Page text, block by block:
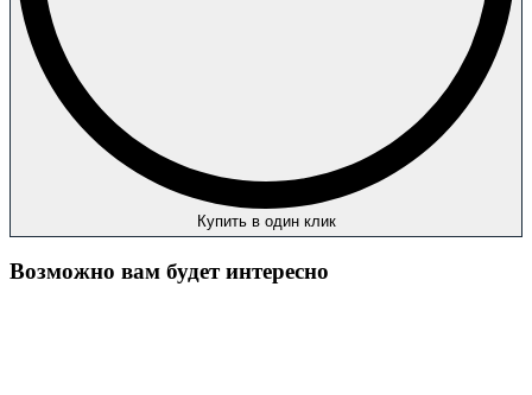
Купить в один клик
Возможно вам будет интересно